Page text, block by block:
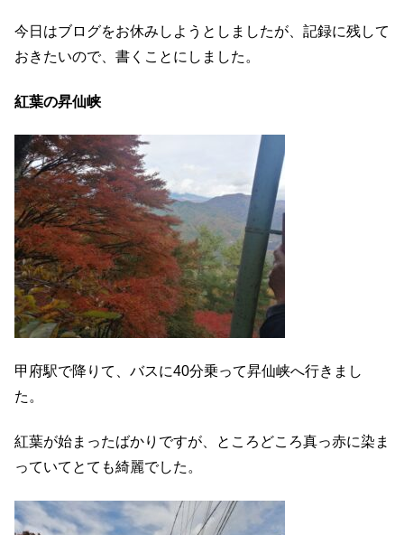
今日はブログをお休みしようとしましたが、記録に残して
おきたいので、書くことにしました。
紅葉の昇仙峡
甲府駅で降りて、バスに40分乗って昇仙峡へ行きまし
た。
紅葉が始まったばかりですが、ところどころ真っ赤に染ま
っていてとても綺麗でした。